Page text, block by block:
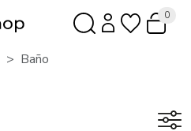
0
Baño